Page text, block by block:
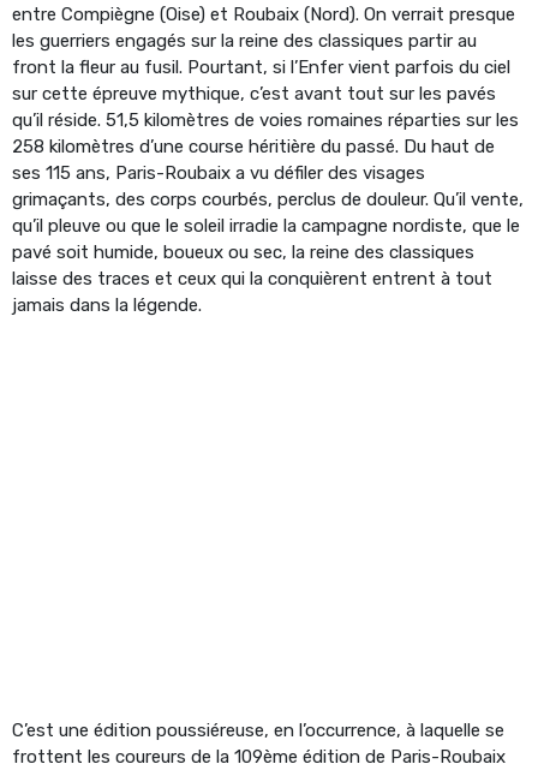
entre Compiègne (Oise) et Roubaix (Nord). On verrait presque
les guerriers engagés sur la reine des classiques partir au
front la fleur au fusil. Pourtant, si l’Enfer vient parfois du ciel
sur cette épreuve mythique, c’est avant tout sur les pavés
qu’il réside. 51,5 kilomètres de voies romaines réparties sur les
258 kilomètres d’une course héritière du passé. Du haut de
ses 115 ans, Paris-Roubaix a vu défiler des visages
grimaçants, des corps courbés, perclus de douleur. Qu’il vente,
qu’il pleuve ou que le soleil irradie la campagne nordiste, que le
pavé soit humide, boueux ou sec, la reine des classiques
laisse des traces et ceux qui la conquièrent entrent à tout
jamais dans la légende.
C’est une édition poussiéreuse, en l’occurrence, à laquelle se
frottent les coureurs de la 109ème édition de Paris-Roubaix